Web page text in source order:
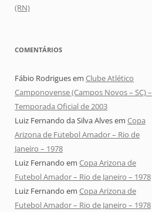
(RN)
COMENTÁRIOS
Fábio Rodriguesem Clube Atlético
Camponovense (Campos Novos – SC) –
Temporada Oficial de 2003
Luiz Fernando da Silva Alvesem Copa
Arizona de Futebol Amador – Rio de
Janeiro – 1978
Luiz Fernando em Copa Arizona de
Futebol Amador – Rio de Janeiro – 1978
Luiz Fernando em Copa Arizona de
Futebol Amador – Rio de Janeiro – 1978